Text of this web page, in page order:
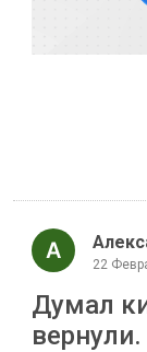
22
Думал
вернули.